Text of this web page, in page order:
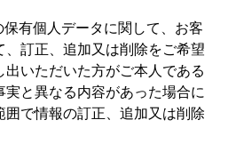
有個人データに関して、お客
訂正、追加又は削除をご希望
いただいた方がご本人である
実と異なる内容があった場合に
で情報の訂正、追加又は削除